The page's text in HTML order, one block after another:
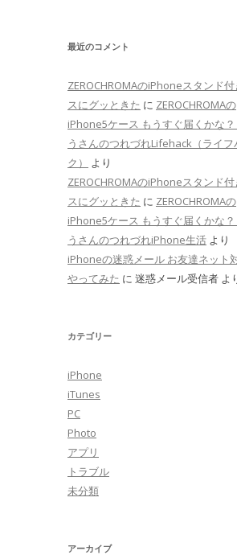
最近のコメント
ZEROCHROMAのiPhoneスタンド
スにグッときた に ZEROCHROMAの
iPhone5ケース もうすぐ届くかな
うさんのつれづれLifehack（ライフ
ク）
より
ZEROCHROMAのiPhoneスタンド
スにグッときた に ZEROCHROMAの
iPhone5ケース もうすぐ届くかな
うさんのつれづれiPhone生活 より
iPhoneの迷惑メール お友達ネット
やってみた に 迷惑メール受信者 よ
カテゴリー
iPhone
iTunes
PC
Photo
アプリ
トラブル
未分類
アーカイブ